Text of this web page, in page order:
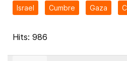
Israel Cumbre Gaza
Hits: 986